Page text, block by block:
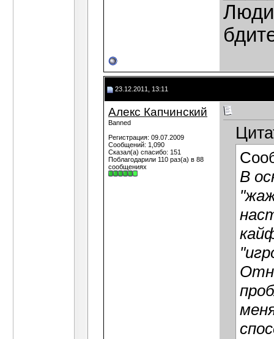
23.12.2011, 13:11
Алекс Капчинский
Banned
Регистрация: 09.07.2009
Сообщений: 1,090
Сказал(а) спасибо: 151
Поблагодарили 110 раз(а) в 88
сообщениях
В